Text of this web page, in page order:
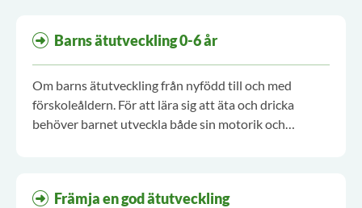
Barns ätutveckling 0-6 år
Om barns ätutveckling från nyfödd till och med
förskoleåldern. För att lära sig att äta och dricka
behöver barnet utveckla både sin motorik och
Främja en god ätutveckling